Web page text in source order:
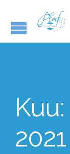
Kuu:
2021